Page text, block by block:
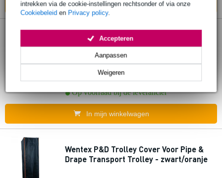
intrekken via de cookie-instellingen rechtsonder of via onze
Cookiebeleid en Privacy policy.
Weigeren
Aanpassen
Accepteren
In mijn winkelwagen
Wentex P&D Draagtas, Oranje Maat S - 84
x 22 cm (L x B)
€ 2,94 € 2,15
Op voorraad bij de leverancier
In mijn winkelwagen
Wentex P&D Trolley Cover Voor Pipe &
Drape Transport Trolley - zwart/oranje